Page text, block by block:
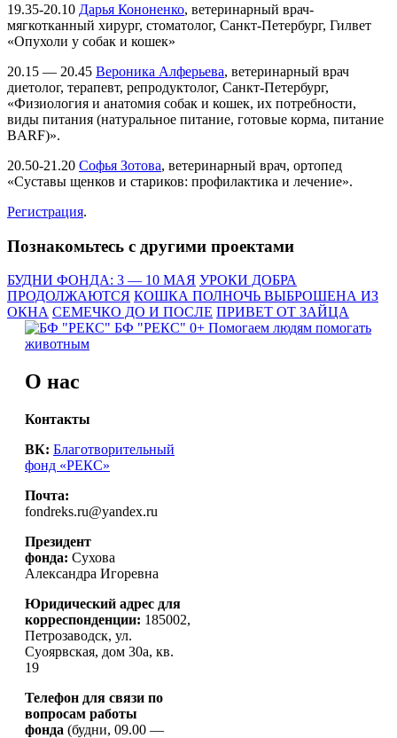
19.35-20.10 Дарья Кононенко, ветеринарный врач-
мягкотканный хирург, стоматолог, Санкт-Петербург, Гилвет
«Опухоли у собак и кошек»
20.15 — 20.45 Вероника Алферьева, ветеринарный врач
диетолог, терапевт, репродуктолог, Санкт-Петербург,
«Физиология и анатомия собак и кошек, их потребности,
виды питания (натуральное питание, готовые корма, питание
BARF)».
20.50-21.20 Софья Зотова, ветеринарный врач, ортопед
«Суставы щенков и стариков: профилактика и лечение».
Регистрация.
Познакомьтесь с другими проектами
БУДНИ ФОНДА: 3 — 10 МАЯ УРОКИ ДОБРА
ПРОДОЛЖАЮТСЯ КОШКА ПОЛНОЧЬ ВЫБРОШЕНА ИЗ
ОКНА СЕМЕЧКО ДО И ПОСЛЕ ПРИВЕТ ОТ ЗАЙЦА
БФ "РЕКС" 0+ Помогаем людям помогать
животным
О нас
Контакты
ВК: Благотворительный
фонд «РЕКС»
Почта:
fondreks.ru@yandex.ru
Президент
фонда: Сухова
Александра Игоревна
Юридический адрес для
корреспонденции: 185002,
Петрозаводск, ул.
Суоярвская, дом 30а, кв.
19
Телефон для связи по
вопросам работы
фонда (будни, 09.00 —